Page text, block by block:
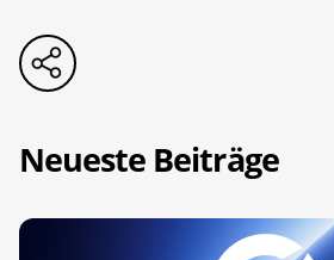
Neueste Beiträge